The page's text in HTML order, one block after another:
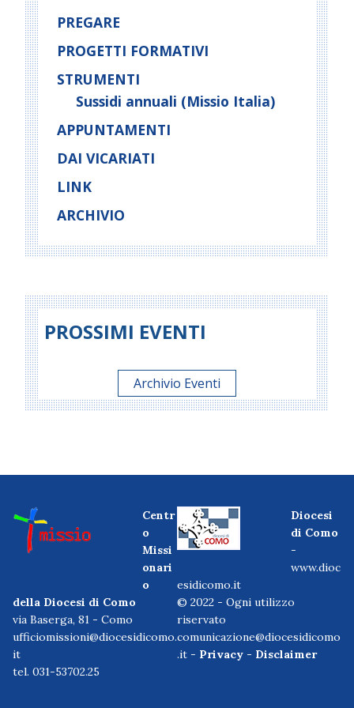
PREGARE
PROGETTI FORMATIVI
STRUMENTI
Sussidi annuali (Missio Italia)
APPUNTAMENTI
DAI VICARIATI
LINK
ARCHIVIO
PROSSIMI EVENTI
Archivio Eventi
Centr
o
Missi
onari
o
della Diocesi di Como
via Baserga, 81 - Como
ufficiomissioni@diocesidicomo.
it
tel. 031-53702.25
Diocesi
di Como
-
www.dioc
esidicomo.it
© 2022 - Ogni utilizzo
riservato
comunicazione@diocesidicomo
.it - Privacy - Disclaimer